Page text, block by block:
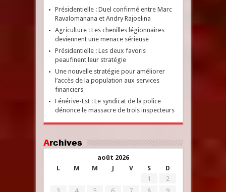
Présidentielle : Duel confirmé entre Marc
Ravalomanana et Andry Rajoelina
Agriculture : Les chenilles légionnaires
deviennent une menace sérieuse
Présidentielle : Les deux favoris
peaufinent leur stratégie
Une nouvelle stratégie pour améliorer
l’accès de la population aux services
financiers
Fénérive-Est : Le syndicat de la police
dénonce le massacre de trois inspecteurs
Archives
août 2026
L
M M J V S D
1
2